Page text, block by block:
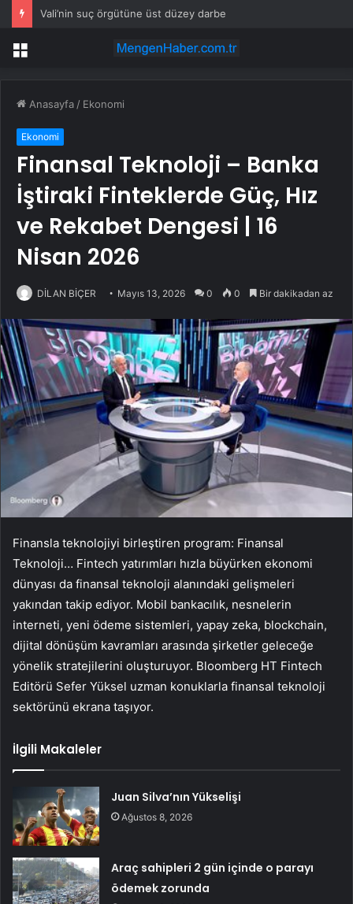
Vali’nin suç örgütüne üst düzey darbe
Menü
Anasayfa / Ekonomi
Ekonomi
Finansal Teknoloji – Banka
İştiraki Finteklerde Güç, Hız
ve Rekabet Dengesi | 16
Nisan 2026
DİLAN BİÇER Mayıs 13, 2026 0 0 Bir dakikadan az
Finansla teknolojiyi birleştiren program: Finansal
Teknoloji… Fintech yatırımları hızla büyürken ekonomi
dünyası da finansal teknoloji alanındaki gelişmeleri
yakından takip ediyor. Mobil bankacılık, nesnelerin
interneti, yeni ödeme sistemleri, yapay zeka, blockchain,
dijital dönüşüm kavramları arasında şirketler geleceğe
yönelik stratejilerini oluşturuyor. Bloomberg HT Fintech
Editörü Sefer Yüksel uzman konuklarla finansal teknoloji
sektörünü ekrana taşıyor.
İlgili Makaleler
Juan Silva’nın Yükselişi
Ağustos 8, 2026
Araç sahipleri 2 gün içinde o parayı
ödemek zorunda